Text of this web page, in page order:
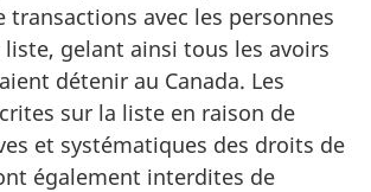
avec les personnes
gelant ainsi tous les avoirs
détenir au Canada. Les
sur la liste en raison de
et systématiques des droits de
également interdites de